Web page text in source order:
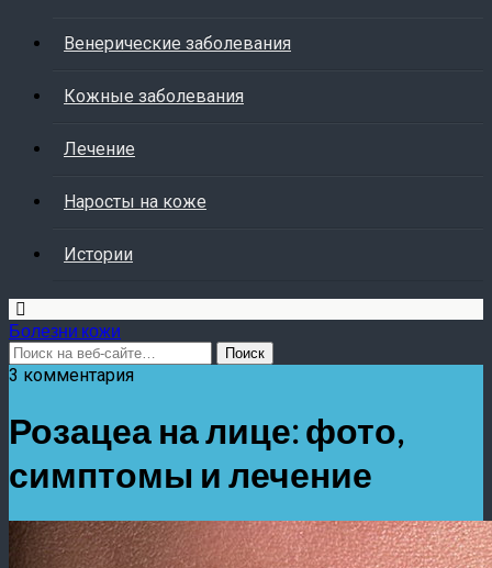
Венерические заболевания
Кожные заболевания
Лечение
Наросты на коже
Истории
Болезни кожи
3 комментария
Розацеа на лице: фото,
симптомы и лечение